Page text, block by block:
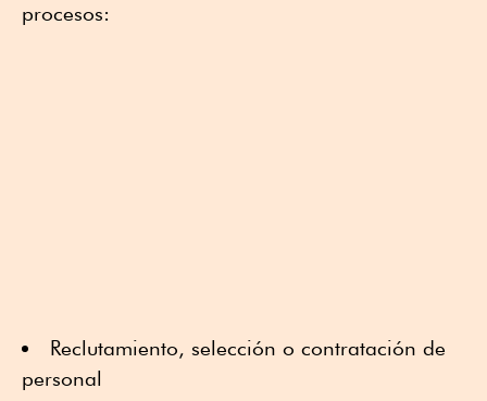
procesos:
Reclutamiento, selección o contratación de
personal